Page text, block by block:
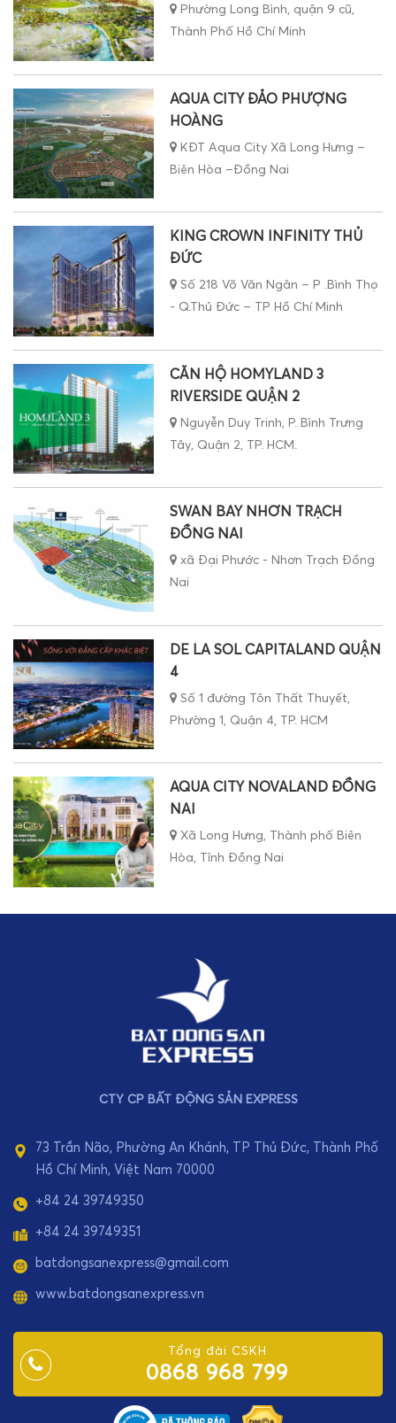
Phường Long Bình, quận 9 cũ,
Thành Phố Hồ Chí Minh
AQUA CITY ĐẢO PHƯỢNG
HOÀNG
KĐT Aqua City Xã Long Hưng –
Biên Hòa –Đồng Nai
KING CROWN INFINITY THỦ
ĐỨC
Số 218 Võ Văn Ngân – P .Bình Thọ
- Q.Thủ Đức – TP Hồ Chí Minh
CĂN HỘ HOMYLAND 3
RIVERSIDE QUẬN 2
Nguyễn Duy Trinh, P. Bình Trưng
Tây, Quận 2, TP. HCM.
SWAN BAY NHƠN TRẠCH
ĐỒNG NAI
xã Đại Phước - Nhơn Trạch Đồng
Nai
DE LA SOL CAPITALAND QUẬN
4
Số 1 đường Tôn Thất Thuyết,
Phường 1, Quận 4, TP. HCM
AQUA CITY NOVALAND ĐỒNG
NAI
Xã Long Hưng, Thành phố Biên
Hòa, Tỉnh Đồng Nai
CTY CP BẤT ĐỘNG SẢN EXPRESS
73 Trần Não, Phường An Khánh, TP Thủ Đức, Thành Phố
Hồ Chí Minh, Việt Nam 70000
+84 24 39749350
+84 24 39749351
batdongsanexpress@gmail.com
www.batdongsanexpress.vn
Tổng đài CSKH
0868 968 799